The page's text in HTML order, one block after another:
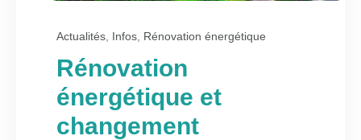
Actualités Infos Rénovation énergétique
Rénovation
énergétique et
changement